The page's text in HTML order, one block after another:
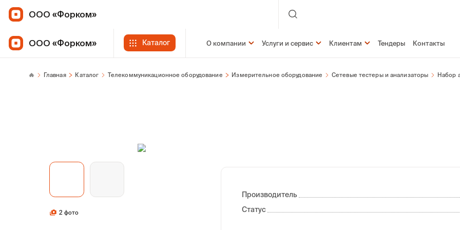
ООО «Форком»
ООО «Форком» Каталог О компании Услуги и сервис Клиентам Тендеры Контакты
Главная Каталог Телекоммуникационное оборудование Измерительное оборудование Сетевые тестеры и анализаторы Набор
2 фото
Производитель
Статус